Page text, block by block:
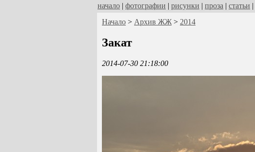
начало | фотографии | рисунки | проза | статьи |
Начало > Архив ЖЖ > 2014
Закат
2014-07-30 21:18:00